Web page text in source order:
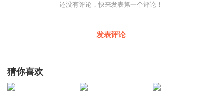
还没有评论，快来发表第一个评论！
发表评论
猜你喜欢